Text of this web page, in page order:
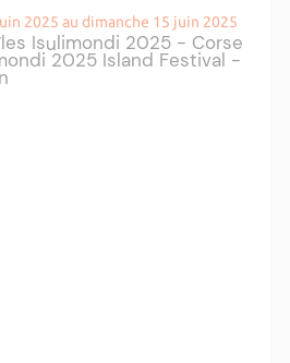
2025 au dimanche 15 juin 2025
Isulimondi 2025 - Corse
2025 Island Festival -